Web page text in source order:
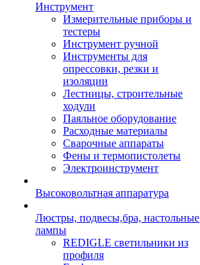
Инструмент
Измерительные приборы и
тестеры
Инструмент ручной
Инструменты для
опрессовки, резки и
изоляции
Лестницы, строительные
ходули
Паяльное оборудование
Расходные материалы
Сварочные аппараты
Фены и термопистолеты
Электроинструмент
Высоковольтная аппаратура
Люстры, подвесы,бра, настольные
лампы
REDIGLE светильники из
профиля